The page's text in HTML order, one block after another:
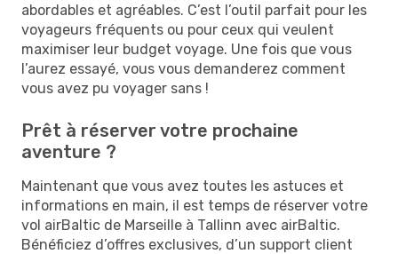
abordables et agréables. C’est l’outil parfait pour les
voyageurs fréquents ou pour ceux qui veulent
maximiser leur budget voyage. Une fois que vous
l’aurez essayé, vous vous demanderez comment
vous avez pu voyager sans !
Prêt à réserver votre prochaine
aventure ?
Maintenant que vous avez toutes les astuces et
informations en main, il est temps de réserver votre
vol airBaltic de Marseille à Tallinn avec airBaltic.
Bénéficiez d’offres exclusives, d’un support client